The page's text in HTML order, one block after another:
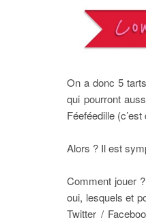
On a donc 5
qui pourront
Féeféedille
Alors ? Il est
Comment jouer
oui, lesquels et
Twitter /